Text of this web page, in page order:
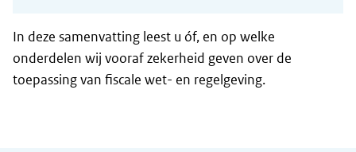
In deze samenvatting leest u óf, en op welke
onderdelen wij vooraf zekerheid geven over de
toepassing van fiscale wet- en regelgeving.